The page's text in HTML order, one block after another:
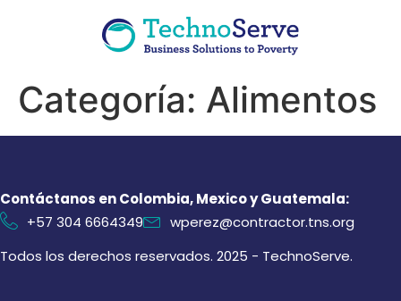
Categoría: Alimentos
Contáctanos en Colombia, Mexico y Guatemala:
+57 304 6664349
wperez@contractor.tns.org
Todos los derechos reservados. 2025 - TechnoServe.